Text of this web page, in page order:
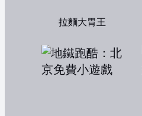
拉麵大胃王